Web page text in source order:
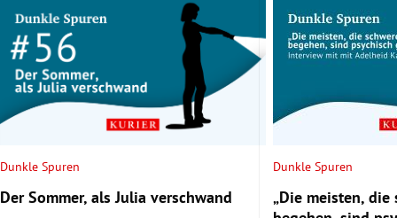
Dunkle Spuren
Der Sommer, als Julia verschwand
Dunkle Spuren
„Die meisten,